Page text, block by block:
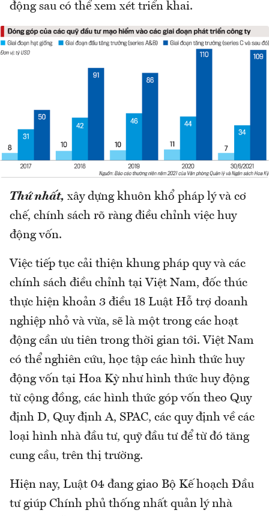
động sau có thể xem xét triển khai.
Thứ nhất, xây dựng khuôn khổ pháp lý và cơ
chế, chính sách rõ ràng điều chỉnh việc huy
động vốn.
Việc tiếp tục cải thiện khung pháp quy và các
chính sách điều chỉnh tại Việt Nam, đốc thúc
thực hiện khoản 3 điều 18 Luật Hỗ trợ doanh
nghiệp nhỏ và vừa, sẽ là một trong các hoạt
động cần ưu tiên trong thời gian tới. Việt Nam
có thể nghiên cứu, học tập các hình thức huy
động vốn tại Hoa Kỳ như hình thức huy động
từ cộng đồng, các hình thức góp vốn theo Quy
định D, Quy định A, SPAC, các quy định về các
loại hình nhà đầu tư, quỹ đầu tư để từ đó tăng
cung cầu, trên thị trường.
Hiện nay, Luật 04 đang giao Bộ Kế hoạch Đầu
tư giúp Chính phủ thống nhất quản lý nhà